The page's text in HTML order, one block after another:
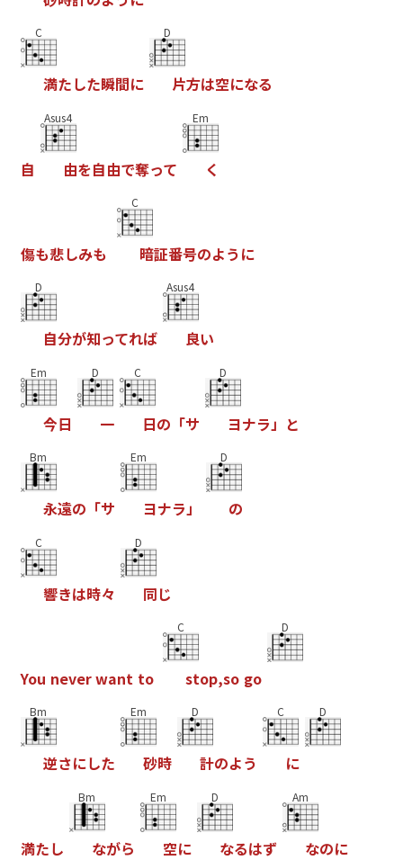
C
満たした瞬間に
D
片方は空になる
自
Asus4
由を自由で奪って
Em
く
傷も悲しみも
C
暗証番号のよう に
D
自分が知ってれば
Asus4
良い
Em
今日
D
一
C
日の 「サ
D
ヨナラ 」 と
Bm
永遠の 「サ
Em
ヨナラ」
D
の
C
響きは時々
D
同じ
You neverwant to
C
stop,so go
D
Bm
逆さにした
Em
砂時
D
計のよう
C
に
D
満たし
Bm
ながら
Em
空に
D
なるはず
Am
なのに